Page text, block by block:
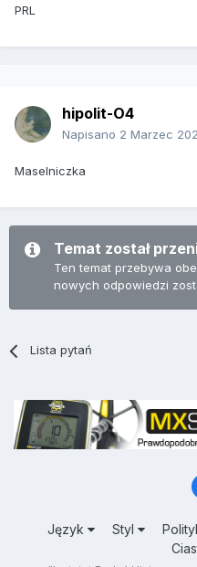
PRL
hipolit-O4
Napisano 2 Marzec
Maselniczka
Temat został
Ten temat przebywa
nowych odpowiedzi
Lista pytań
Język Styl